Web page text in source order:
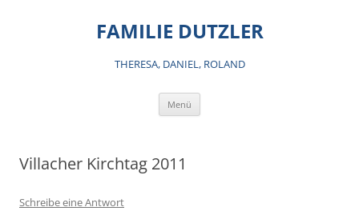
FAMILIE DUTZLER
THERESA, DANIEL, ROLAND
Menü
Villacher Kirchtag 2011
Schreibe eine Antwort